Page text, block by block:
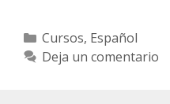
Categorías
Cursos, Español
Deja un comentario